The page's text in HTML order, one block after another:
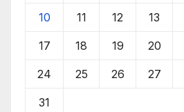
10 11 12 13
17 18 19 20
24 25 26 27
31